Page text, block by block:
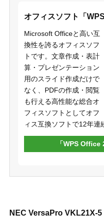
オフィスソフト「
Microsoft Officeと高い互
換性を誇るオフィスソフ
トです。文章作成・表計
算・プレゼンテーション
用のスライド作成だけで
なく、PDFの作成・閲覧
も行える高性能な総合オ
フィスソフトとしてオフ
ィス互換ソフトで12年連
「WPS Office
NEC VersaPro VKL21X-5